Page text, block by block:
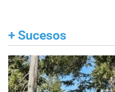
+ Sucesos